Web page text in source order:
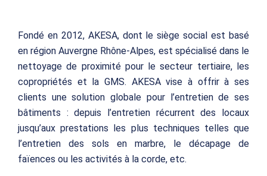
Fondé en 2012, AKESA, dont le siège social est basé
en région Auvergne Rhône-Alpes, est spécialisé dans le
nettoyage de proximité pour le secteur tertiaire, les
copropriétés et la GMS. AKESA vise à offrir à ses
clients une solution globale pour l’entretien de ses
bâtiments : depuis l’entretien récurrent des locaux
jusqu’aux prestations les plus techniques telles que
l’entretien des sols en marbre, le décapage de
faïences ou les activités à la corde, etc.